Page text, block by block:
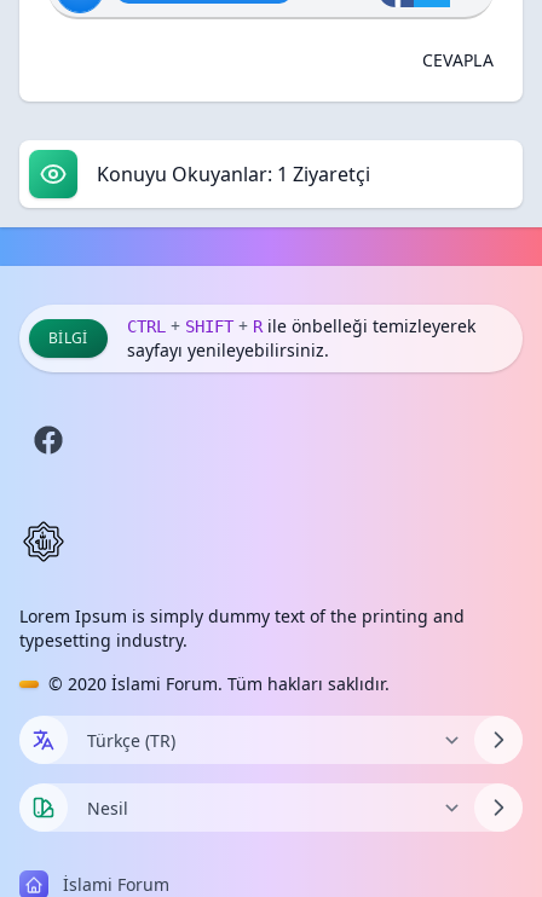
CEVAPLA
Konuyu Okuyanlar: 1 Ziyaretçi
BILGI
CTRL + SHIFT + Rile önbelleği temizleyerek
sayfayı yenileyebilirsiniz.
Lorem Ipsum is simply dummy text of the printing and
typesetting industry.
© 2020 İslami Forum. Tüm hakları saklıdır.
İslami Forum